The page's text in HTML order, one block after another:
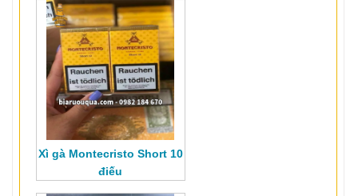
Xì gà Montecristo Short 10
điếu